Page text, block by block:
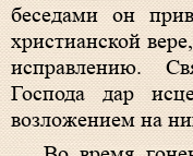
беседами он
христианской
исправлению.
Господа дар
возложением на